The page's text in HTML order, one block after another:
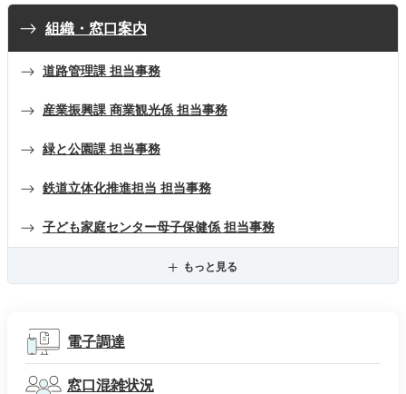
組織・窓口案内
道路管理課 担当事務
産業振興課 商業観光係 担当事務
緑と公園課 担当事務
鉄道立体化推進担当 担当事務
子ども家庭センター母子保健係 担当事務
もっと見る
電子調達
窓口混雑状況